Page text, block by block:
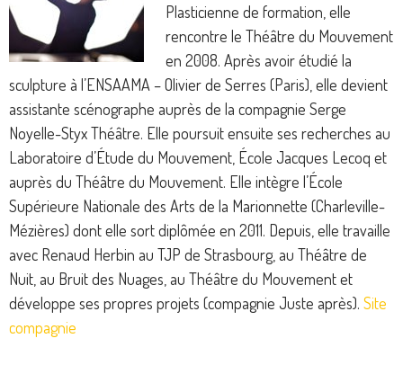
Plasticienne de formation, elle
rencontre le Théâtre du Mouvement
en 2008. Après avoir étudié la
sculpture à l’ENSAAMA – Olivier de Serres (Paris), elle devient
assistante scénographe auprès de la compagnie Serge
Noyelle-Styx Théâtre. Elle poursuit ensuite ses recherches au
Laboratoire d’Étude du Mouvement, École Jacques Lecoq et
auprès du Théâtre du Mouvement. Elle intègre l’École
Supérieure Nationale des Arts de la Marionnette (Charleville-
Mézières) dont elle sort diplômée en 2011. Depuis, elle travaille
avec Renaud Herbin au TJP de Strasbourg, au Théâtre de
Nuit, au Bruit des Nuages, au Théâtre du Mouvement et
développe ses propres projets (compagnie Juste après). Site
compagnie